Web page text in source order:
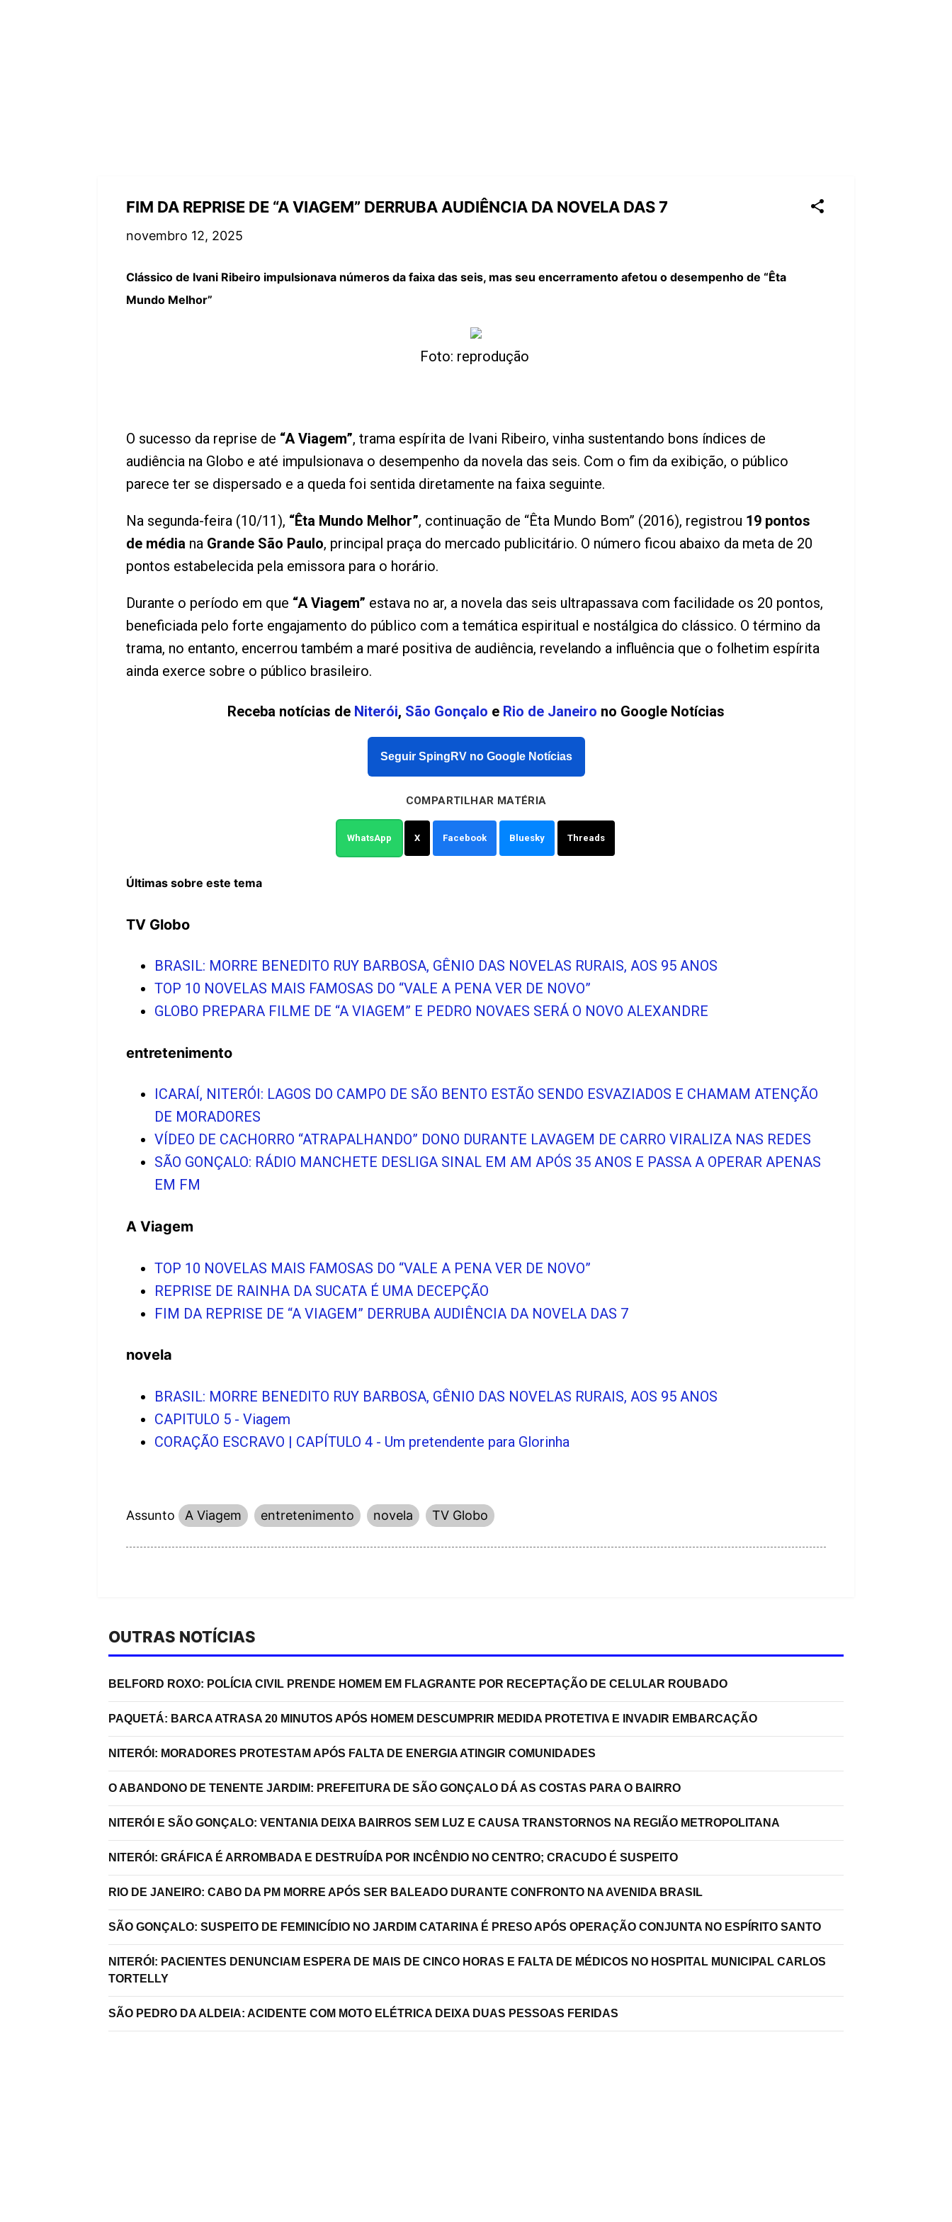
FIM DA REPRISE DE “A VIAGEM” DERRUBA AUDIÊNCIA DA NOVELA DAS 7
novembro 12, 2025
Clássico de Ivani Ribeiro impulsionava números da faixa das seis, mas seu encerramento afetou o desempenho de “Êta
Mundo Melhor”
Foto: reprodução
O sucesso da reprise de “A Viagem”, trama espírita de Ivani Ribeiro, vinha sustentando bons índices de
audiência na Globo e até impulsionava o desempenho da novela das seis. Com o fim da exibição, o público
parece ter se dispersado e a queda foi sentida diretamente na faixa seguinte.
Na segunda-feira (10/11), “Êta Mundo Melhor”, continuação de “Êta Mundo Bom” (2016), registrou 19 pontos
de média na Grande São Paulo, principal praça do mercado publicitário. O número ficou abaixo da meta de 20
pontos estabelecida pela emissora para o horário.
Durante o período em que “A Viagem” estava no ar, a novela das seis ultrapassava com facilidade os 20 pontos,
beneficiada pelo forte engajamento do público com a temática espiritual e nostálgica do clássico. O término da
trama, no entanto, encerrou também a maré positiva de audiência, revelando a influência que o folhetim espírita
ainda exerce sobre o público brasileiro.
Receba notícias de Niterói, São Gonçalo e Rio de Janeiro no Google Notícias
Seguir SpingRV no Google Notícias
COMPARTILHAR MATÉRIA
WhatsApp X Facebook Bluesky Threads
Últimas sobre este tema
TV Globo
BRASIL: MORRE BENEDITO RUY BARBOSA, GÊNIO DAS NOVELAS RURAIS, AOS 95 ANOS
TOP 10 NOVELAS MAIS FAMOSAS DO “VALE A PENA VER DE NOVO”
GLOBO PREPARA FILME DE “A VIAGEM” E PEDRO NOVAES SERÁ O NOVO ALEXANDRE
entretenimento
ICARAÍ, NITERÓI: LAGOS DO CAMPO DE SÃO BENTO ESTÃO SENDO ESVAZIADOS E CHAMAM ATENÇÃO
DE MORADORES
VÍDEO DE CACHORRO “ATRAPALHANDO” DONO DURANTE LAVAGEM DE CARRO VIRALIZA NAS REDES
SÃO GONÇALO: RÁDIO MANCHETE DESLIGA SINAL EM AM APÓS 35 ANOS E PASSA A OPERAR APENAS
EM FM
A Viagem
TOP 10 NOVELAS MAIS FAMOSAS DO “VALE A PENA VER DE NOVO”
REPRISE DE RAINHA DA SUCATA É UMA DECEPÇÃO
FIM DA REPRISE DE “A VIAGEM” DERRUBA AUDIÊNCIA DA NOVELA DAS 7
novela
BRASIL: MORRE BENEDITO RUY BARBOSA, GÊNIO DAS NOVELAS RURAIS, AOS 95 ANOS
CAPITULO 5 - Viagem
CORAÇÃO ESCRAVO | CAPÍTULO 4 - Um pretendente para Glorinha
Assunto A Viagem entretenimento novela TV Globo
OUTRAS NOTÍCIAS
BELFORD ROXO: POLÍCIA CIVIL PRENDE HOMEM EM FLAGRANTE POR RECEPTAÇÃO DE CELULAR ROUBADO
PAQUETÁ: BARCA ATRASA 20 MINUTOS APÓS HOMEM DESCUMPRIR MEDIDA PROTETIVA E INVADIR EMBARCAÇÃO
NITERÓI: MORADORES PROTESTAM APÓS FALTA DE ENERGIA ATINGIR COMUNIDADES
O ABANDONO DE TENENTE JARDIM: PREFEITURA DE SÃO GONÇALO DÁ AS COSTAS PARA O BAIRRO
NITERÓI E SÃO GONÇALO: VENTANIA DEIXA BAIRROS SEM LUZ E CAUSA TRANSTORNOS NA REGIÃO METROPOLITANA
NITERÓI: GRÁFICA É ARROMBADA E DESTRUÍDA POR INCÊNDIO NO CENTRO; CRACUDO É SUSPEITO
RIO DE JANEIRO: CABO DA PM MORRE APÓS SER BALEADO DURANTE CONFRONTO NA AVENIDA BRASIL
SÃO GONÇALO: SUSPEITO DE FEMINICÍDIO NO JARDIM CATARINA É PRESO APÓS OPERAÇÃO CONJUNTA NO ESPÍRITO SANTO
NITERÓI: PACIENTES DENUNCIAM ESPERA DE MAIS DE CINCO HORAS E FALTA DE MÉDICOS NO HOSPITAL MUNICIPAL CARLOS
TORTELLY
SÃO PEDRO DA ALDEIA: ACIDENTE COM MOTO ELÉTRICA DEIXA DUAS PESSOAS FERIDAS